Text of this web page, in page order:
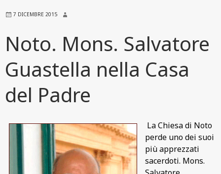
7 DICEMBRE 2015
Noto. Mons. Salvatore
Guastella nella Casa
del Padre
La Chiesa di Noto
perde uno dei suoi
più apprezzati
sacerdoti. Mons.